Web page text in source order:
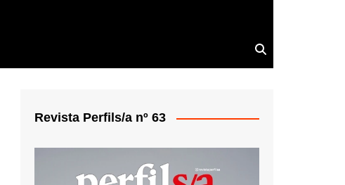
Revista Perfils/a nº 63